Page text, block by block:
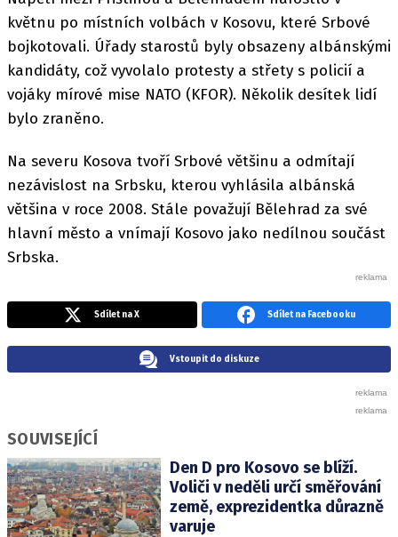
květnu po místních volbách v Kosovu, které Srbové
bojkotovali. Úřady starostů byly obsazeny albánskými
kandidáty, což vyvolalo protesty a střety s policií a
vojáky mírové mise NATO (KFOR). Několik desítek lidí
bylo zraněno.
Na severu Kosova tvoří Srbové většinu a odmítají
nezávislost na Srbsku, kterou vyhlásila albánská
většina v roce 2008. Stále považují Bělehrad za své
hlavní město a vnímají Kosovo jako nedílnou součást
Srbska.
Sdílet na X Sdílet na Facebooku
Vstoupit do diskuze
SOUVISEJÍCÍ
Den D pro Kosovo se blíží.
Voliči v neděli určí směřování
země, exprezidentka důrazně
varuje